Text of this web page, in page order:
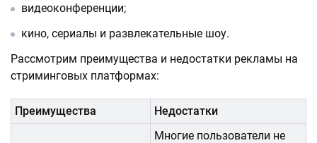
видеоконференции;
кино, сериалы и развлекательные шоу.
Рассмотрим преимущества и недостатки рекламы на
стриминговых платформах:
Преимущества Недостатки
Многие пользователи не